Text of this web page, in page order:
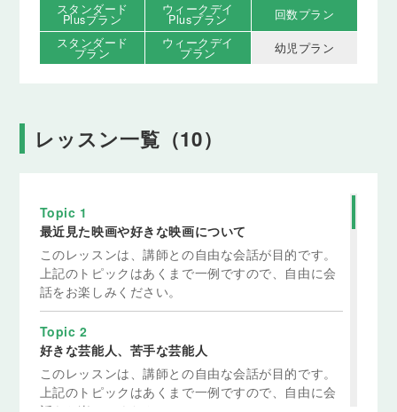
スタンダード
Plusプラン
ウィークデイ
Plusプラン
回数プラン
スタンダード
プラン
ウィークデイ
プラン 幼児プラン
レッスン一覧（10）
Topic 1
最近見た映画や好きな映画について
このレッスンは、講師との自由な会話が目的です。
上記のトピックはあくまで一例ですので、自由に会
話をお楽しみください。
Topic 2
好きな芸能人、苦手な芸能人
このレッスンは、講師との自由な会話が目的です。
上記のトピックはあくまで一例ですので、自由に会